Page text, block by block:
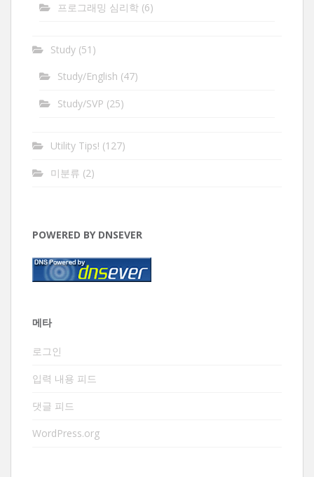
프로그래밍 심리학 (6)
Study (51)
Study/English (47)
Study/SVP (25)
Utility Tips! (127)
미분류 (2)
POWERED BY DNSEVER
메타
로그인
입력 내용 피드
댓글 피드
WordPress.org